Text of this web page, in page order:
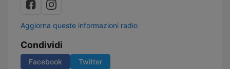
Aggiorna queste informazioni radio
Condividi
Facebook Twitter